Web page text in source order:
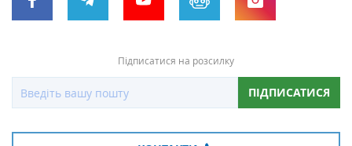
Підписатися на розсилку
ПІДПИСАТИСЯ